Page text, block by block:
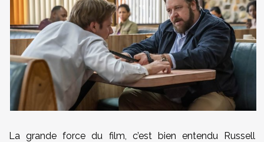
La grande force du film, c’est bien entendu Russell